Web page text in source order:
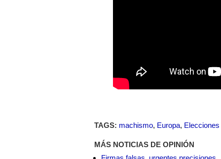
TAGS: machismo, Europa,
MÁS NOTICIAS DE OPINIÓN